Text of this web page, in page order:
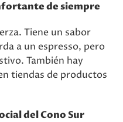
de siempre
Tiene un sabor
a un espresso, pero
También hay
tiendas de productos
del Cono Sur